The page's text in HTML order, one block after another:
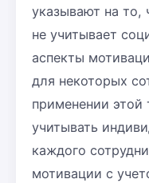
указывают на то,
не учитывает
аспекты
для некоторых
применении
учитывать
каждого
мотивации с